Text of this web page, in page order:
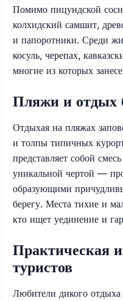
Помимо пицундской
колхидский самшит,
и папоротники. Среди
косуль, черепах,
многие из которых
Пляжи и отдых
Отдыхая на пляжах
и толпы типичных
представляет собой
уникальной чертой —
образующими
берегу. Места тихие и
кто ищет уединение и
Практическая
туристов
Любители дикого отдыха